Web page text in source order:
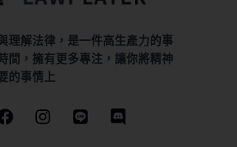
理解法律，是一件高生產力的事
間，擁有更多專注，讓你將精神
的事情上